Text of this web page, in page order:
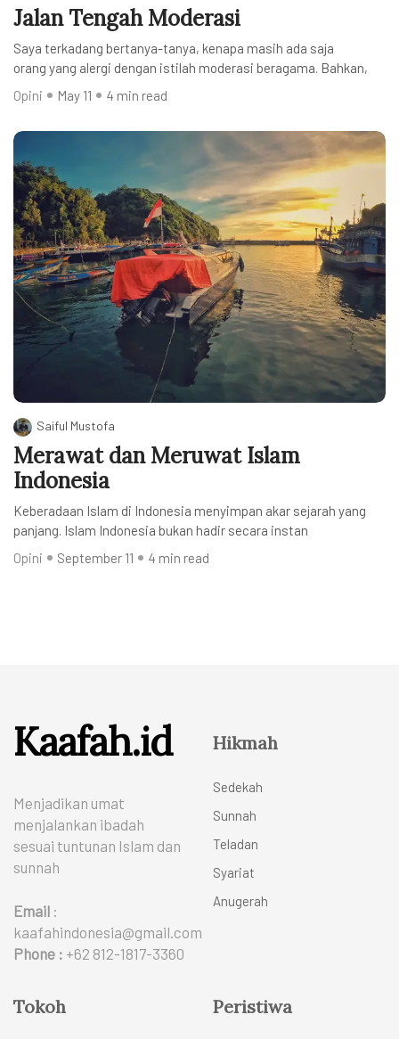
Jalan Tengah Moderasi
Saya terkadang bertanya-tanya, kenapa masih ada saja
orang yang alergi dengan istilah moderasi beragama. Bahkan,
Opini
May 11 4 min read
Saiful Mustofa
Merawat dan Meruwat Islam
Indonesia
Keberadaan Islam di Indonesia menyimpan akar sejarah yang
panjang. Islam Indonesia bukan hadir secara instan
Opini
September 11 4 min read
Kaafah.id
Menjadikan umat
menjalankan ibadah
sesuai tuntunan Islam dan
sunnah
Email :
kaafahindonesia@gmail.com
Phone : +62 812-1817-3360
Hikmah
Sedekah
Sunnah
Teladan
Syariat
Anugerah
Tokoh Peristiwa